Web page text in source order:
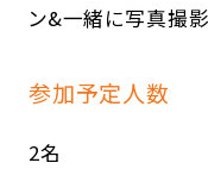
ン&一緒に写真撮影
参加予定人数
2名